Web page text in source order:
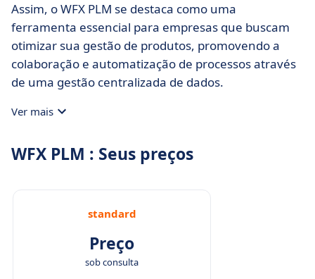
Assim, o WFX PLM se destaca como uma
ferramenta essencial para empresas que buscam
otimizar sua gestão de produtos, promovendo a
colaboração e automatização de processos através
de uma gestão centralizada de dados.
Ver mais
WFX PLM : Seus preços
standard
Preço
sob consulta